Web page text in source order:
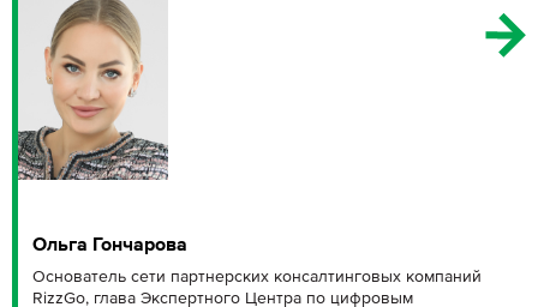
Ольга Гончарова
Основатель сети партнерских консалтинговых компаний
RizzGo, глава Экспертного Центра по цифровым